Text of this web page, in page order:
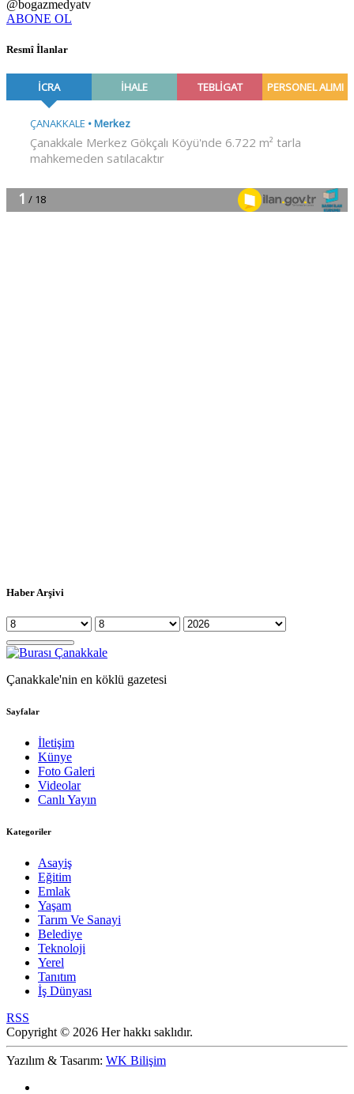
@bogazmedyatv
ABONE OL
Resmî İlanlar
Haber Arşivi
Çanakkale'nin en köklü gazetesi
Sayfalar
İletişim
Künye
Foto Galeri
Videolar
Canlı Yayın
Kategoriler
Asayiş
Eğitim
Emlak
Yaşam
Tarım Ve Sanayi
Belediye
Teknoloji
Yerel
Tanıtım
İş Dünyası
RSS
Copyright © 2026 Her hakkı saklıdır.
Yazılım & Tasarım: WK Bilişim